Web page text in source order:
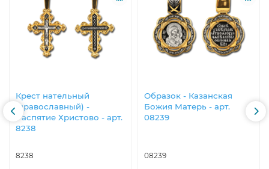
Крест нательный
(православный) -
Распятие Христово - арт.
8238
8238
Образок - Казанская
Божия Матерь - арт.
08239
08239